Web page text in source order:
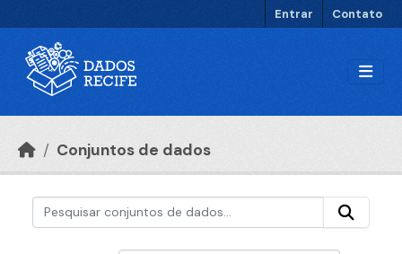
Entrar Contato
Conjuntos de dados